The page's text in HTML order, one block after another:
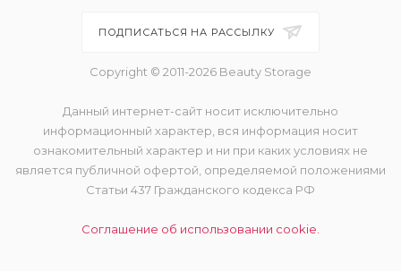
ПОДПИСАТЬСЯ НА РАССЫЛКУ
Copyright © 2011-2026 Beauty Storage
Данный интернет-сайт носит исключительно
информационный характер, вся информация носит
ознакомительный характер и ни при каких условиях не
является публичной офертой, определяемой положениями
Статьи 437 Гражданского кодекса РФ
Соглашение об использовании cookie.